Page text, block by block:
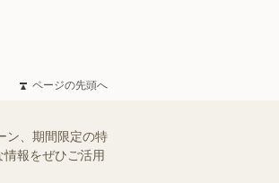
ページの先頭へ
ン、期間限定の特
報をぜひご活用